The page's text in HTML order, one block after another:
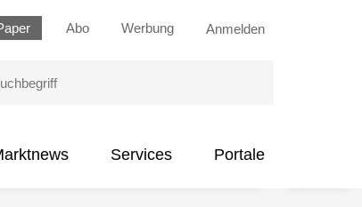
Abo Werbung Anmelden
Services Portale